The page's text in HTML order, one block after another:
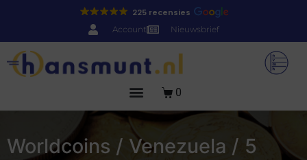
225 recensies
Account Nieuwsbrief
0
Worldcoins / Venezuela / 5